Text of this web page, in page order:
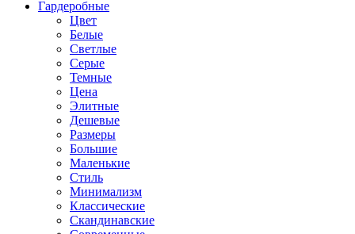
Гардеробные
Цвет
Белые
Светлые
Серые
Темные
Цена
Элитные
Дешевые
Размеры
Большие
Маленькие
Стиль
Минимализм
Классические
Скандинавские